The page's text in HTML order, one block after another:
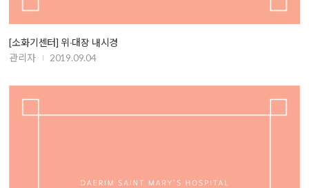
[소화기센터] 위∙대장 내시경
관리자
2019.09.04